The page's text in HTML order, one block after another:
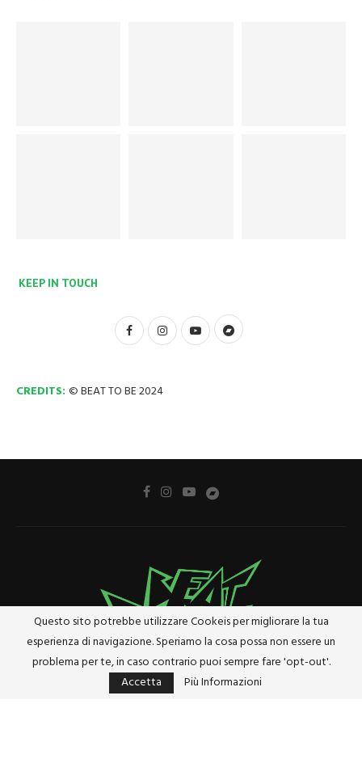
KEEP IN TOUCH
CREDITS: © BEAT TO BE 2024
Cookie Policy
Questo sito potrebbe utilizzare Cookeis per migliorare la tua
esperienza di navigazione. Speriamo la cosa possa non essere un
problema per te, in caso contrario puoi sempre fare 'opt-out'.
Accetta
Più Informazioni